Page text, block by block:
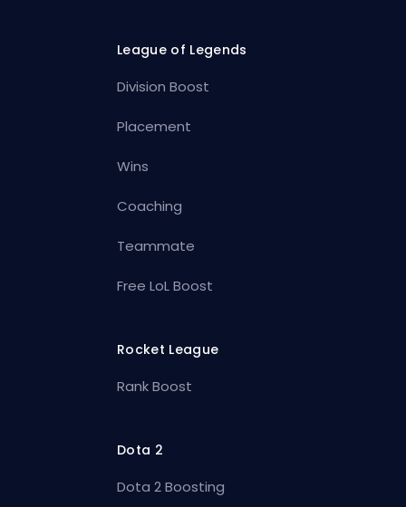
League of Legends
Division Boost
Placement
Wins
Coaching
Teammate
Free LoL Boost
Rocket League
Rank Boost
Dota 2
Dota 2 Boosting